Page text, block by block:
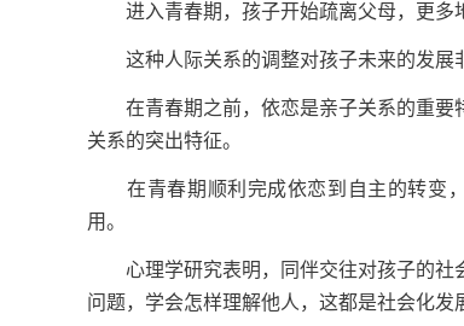
进入青春期，孩子开始疏离父母，更多
这种人际关系的调整对孩子未来的发展
在青春期之前，依恋是亲子关系的重要
关系的突出特征。
在青春期顺利完成依恋到自主的转变，
用。
心理学研究表明，同伴交往对孩子的社
问题，学会怎样理解他人，这都是社会化发